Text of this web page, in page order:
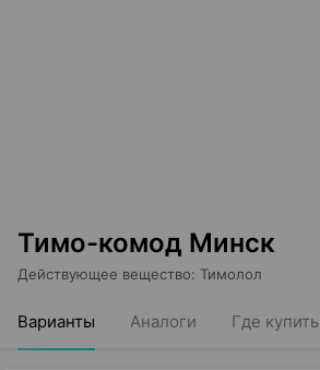
Тимо-комод Минск
Действующее вещество: Тимолол
Варианты Аналоги Где купить